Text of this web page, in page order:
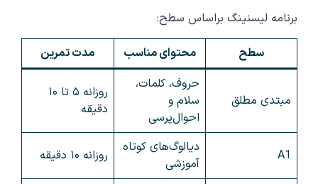
برنامه لیسنینگ براساس سطح:
سطح محتوای مناسب مدت تمرین
مبتدی مطلق
حروف، کلمات،
سلام و
احوال‌پرسی
روزانه ۵ تا ۱۰
دقیقه
A1
دیالوگ‌های کوتاه
آموزشی
روزانه ۱۰ دقیقه